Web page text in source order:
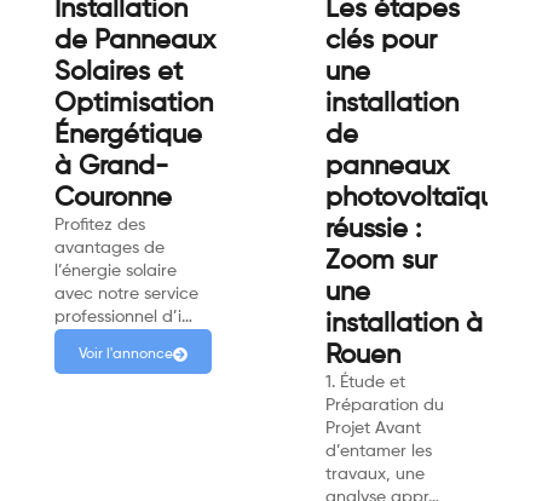
Installation
de Panneaux
Solaires et
Optimisation
Énergétique
à Grand-
Couronne
Profitez des
avantages de
l’énergie solaire
avec notre service
professionnel d’i…
Voir l'annonce
Les étapes
clés pour
une
installation
de
panneaux
photovoltaïques
réussie :
Zoom sur
une
installation à
Rouen
1. Étude et
Préparation du
Projet Avant
d’entamer les
travaux, une
analyse appr…